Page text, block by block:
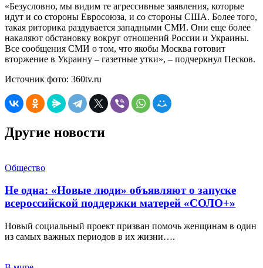
«Безусловно, мы видим те агрессивные заявления, которые
идут и со стороны Евросоюза, и со стороны США. Более того,
такая риторика раздувается западными СМИ. Они еще более
накаляют обстановку вокруг отношений России и Украины.
Все сообщения СМИ о том, что якобы Москва готовит
вторжение в Украину – газетные утки», – подчеркнул Песков.
Источник фото: 360tv.ru
Другие новости
Общество
Не одна: «Новые люди» объявляют о запуске
всероссийской поддержки матерей «СОЛО+»
Новый социальный проект призван помочь женщинам в один
из самых важных периодов в их жизни….